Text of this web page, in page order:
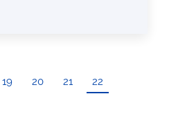
19 20 21 22